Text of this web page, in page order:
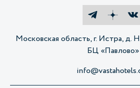
Московская область, г. Истра, д.
БЦ «Павлово»